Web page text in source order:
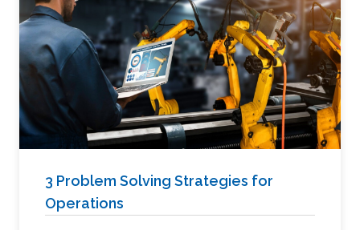
3 Problem Solving Strategies for
Operations